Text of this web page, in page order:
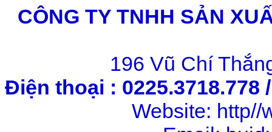
CÔNG TY TNHH SẢN
196 Vũ Chí
Điện thoại : 0225.3718.778
Website: